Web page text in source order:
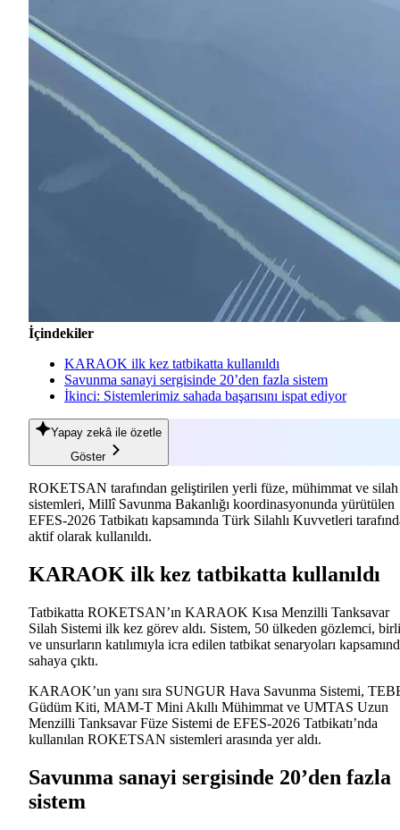
İçindekiler
KARAOK ilk kez tatbikatta kullanıldı
Savunma sanayi sergisinde 20’den fazla sistem
İkinci: Sistemlerimiz sahada başarısını ispat ediyor
Yapay zekâ ile özetle
Göster
ROKETSAN tarafından geliştirilen yerli füze, mühimmat ve silah
sistemleri, Millî Savunma Bakanlığı koordinasyonunda yürütülen
EFES-2026 Tatbikatı kapsamında Türk Silahlı Kuvvetleri
aktif olarak kullanıldı.
KARAOK ilk kez tatbikatta kullanıldı
Tatbikatta ROKETSAN’ın KARAOK Kısa Menzilli Tanksavar
Silah Sistemi ilk kez görev aldı. Sistem, 50 ülkeden gözlemci,
ve unsurların katılımıyla icra edilen tatbikat senaryoları
sahaya çıktı.
KARAOK’un yanı sıra SUNGUR Hava Savunma Sistemi,
Güdüm Kiti, MAM-T Mini Akıllı Mühimmat ve UMTAS Uzun
Menzilli Tanksavar Füze Sistemi de EFES-2026 Tatbikatı’nda
kullanılan ROKETSAN sistemleri arasında yer aldı.
Savunma sanayi sergisinde 20’den fazla
sistem